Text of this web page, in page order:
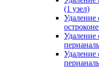
(1 узел)
Удаление